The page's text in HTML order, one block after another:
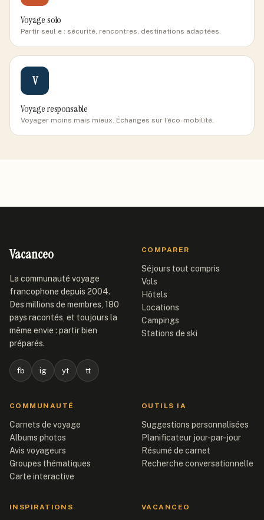
Voyage solo
Partir seul·e : sécurité, rencontres, destinations adaptées.
V
Voyage responsable
Voyager moins mais mieux. Échanges sur l'éco-mobilité.
Vacanceo
La communauté voyage
francophone depuis 2004.
Des millions de membres, 180
pays racontés, et toujours la
même envie : partir bien
préparés.
fb ig yt tt
COMPARER
Séjours tout compris
Vols
Hôtels
Locations
Campings
Stations de ski
COMMUNAUTÉ
Carnets de voyage
Albums photos
Avis voyageurs
Groupes thématiques
Carte interactive
OUTILS IA
Suggestions personnalisées
Planificateur jour-par-jour
Résumé de carnet
Recherche conversationnelle
INSPIRATIONS VACANCEO